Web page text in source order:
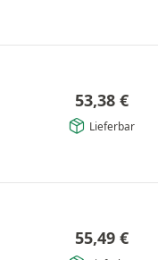
53,38 €
Lieferbar
55,49 €